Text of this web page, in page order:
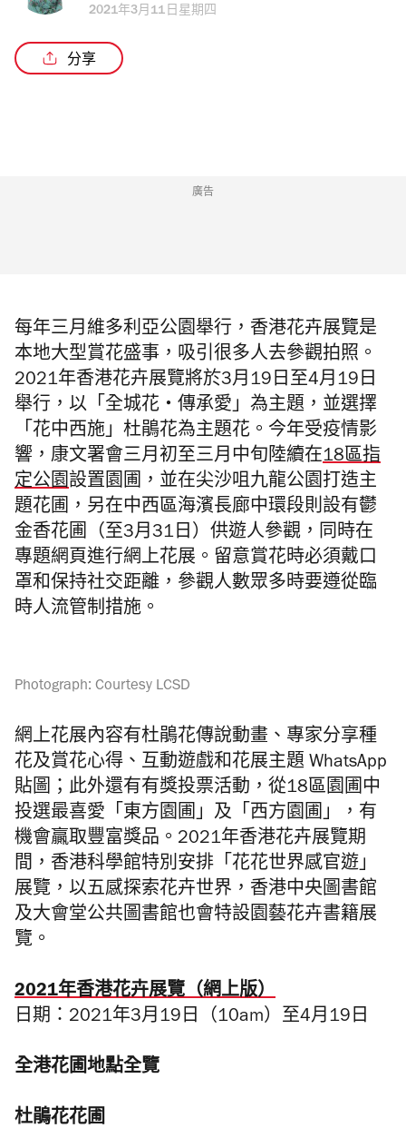
2021年3月11日星期四
分享
廣告
每年三月維多利亞公園舉行，香港花卉展覽是
本地大型賞花盛事，吸引很多人去參觀拍照。
2021年香港花卉展覽將於3月19日至4月19日
舉行，以「全城花‧傳承愛」為主題，並選擇
「花中西施」杜鵑花為主題花。今年受疫情影
響，康文署會三月初至三月中旬陸續在18區指
定公園設置園圃，並在尖沙咀九龍公園打造主
題花圃，另在中西區海濱長廊中環段則設有鬱
金香花圃（至3月31日）供遊人參觀，同時在
專題網頁進行網上花展。留意賞花時必須戴口
罩和保持社交距離，參觀人數眾多時要遵從臨
時人流管制措施。
Photograph: Courtesy LCSD
網上花展內容有杜鵑花傳說動畫、專家分享種
花及賞花心得、互動遊戲和花展主題 WhatsApp
貼圖；此外還有有獎投票活動，從18區園圃中
投選最喜愛「東方園圃」及「西方園圃」，有
機會贏取豐富獎品。2021年香港花卉展覽期
間，香港科學館特別安排「花花世界感官遊」
展覽，以五感探索花卉世界，香港中央圖書館
及大會堂公共圖書館也會特設園藝花卉書籍展
覽。
2021年香港花卉展覽（網上版）
日期：2021年3月19日（10am）至4月19日
全港花圃地點全覽
杜鵑花花圃